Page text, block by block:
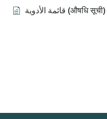
قائمة الأدوية (औषधि सूची)